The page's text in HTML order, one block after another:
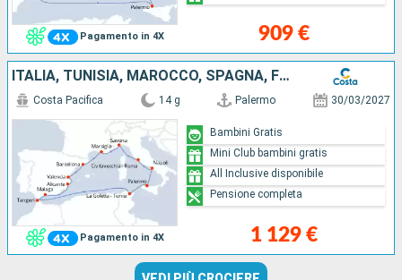
Pagamento in 4X 909 €
ITALIA, TUNISIA, MAROCCO, SPAGNA, FRANCIA
Pagamento in 4X
Costa Pacifica 14 g Palermo 30/03/2027
1 129 €
Bambini Gratis
Mini Club bambini gratis
All Inclusive disponibile
Pensione completa